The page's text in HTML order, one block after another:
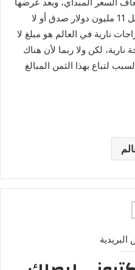
في واحدة من المزادات بيعت بمقابل 11 مليون دولار صدق أو لا
كانت الأولى من أغلى 10 دراجات نارية في العالم هو مبلغ لا
لكن ولا ربما لأن هناك
لتباع بهذا الثمن المبالغ